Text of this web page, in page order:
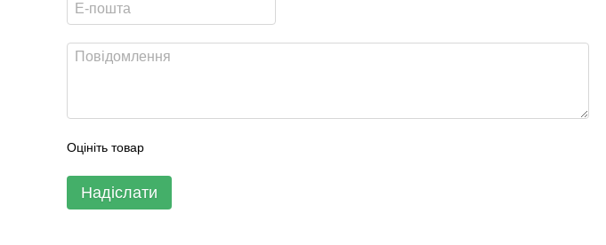
Оцініть товар
Надіслати